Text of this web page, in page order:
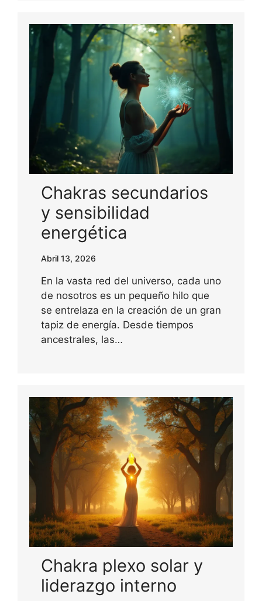
Chakras secundarios
y sensibilidad
energética
Abril 13, 2026
En la vasta red del universo, cada uno
de nosotros es un pequeño hilo que
se entrelaza en la creación de un gran
tapiz de energía. Desde tiempos
ancestrales, las…
Chakra plexo solar y
liderazgo interno